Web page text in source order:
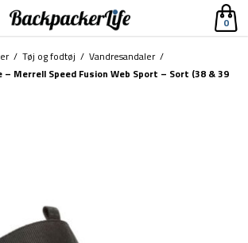
0
/ Tøj og fodtøj / Vandresandaler/
– Merrell Speed Fusion Web Sport – Sort (38 & 39